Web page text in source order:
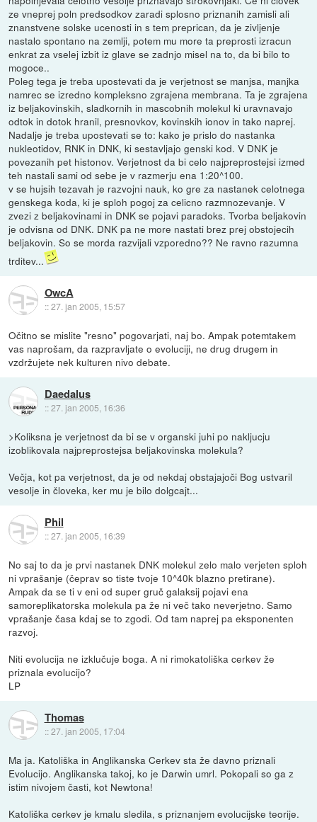
ze vneprej poln predsodkov zaradi splosno priznanih zamisli ali
znanstvene solske ucenosti in s tem preprican, da je zivljenje
nastalo spontano na zemlji, potem mu more ta preprosti izracun
enkrat za vselej izbit iz glave se zadnjo misel na to, da bi bilo to
mogoce..
Poleg tega je treba upostevati da je verjetnost se manjsa, manjka
namrec se izredno kompleksno zgrajena membrana. Ta je zgrajena
iz beljakovinskih, sladkornih in mascobnih molekul ki uravnavajo
odtok in dotok hranil, presnovkov, kovinskih ionov in tako naprej.
Nadalje je treba upostevati se to: kako je prislo do nastanka
nukleotidov, RNK in DNK, ki sestavljajo genski kod. V DNK je
povezanih pet histonov. Verjetnost da bi celo najpreprostejsi izmed
teh nastali sami od sebe je v razmerju ena 1:20^100.
v se hujsih tezavah je razvojni nauk, ko gre za nastanek celotnega
genskega koda, ki je sploh pogoj za celicno razmnozevanje. V
zvezi z beljakovinami in DNK se pojavi paradoks. Tvorba beljakovin
je odvisna od DNK. DNK pa ne more nastati brez prej obstojecih
beljakovin. So se morda razvijali vzporedno?? Ne ravno razumna
trditev...
OwcA
::27. jan 2005, 15:57
Očitno se mislite "resno" pogovarjati, naj bo. Ampak potemtakem
vas naprošam, da razpravljate o evoluciji, ne drug drugem in
vzdržujete nek kulturen nivo debate.
Daedalus
::27. jan 2005, 16:36
>Koliksna je verjetnost da bi se v organski juhi po nakljucju
izoblikovala najpreprostejsa beljakovinska molekula?
Večja, kot pa verjetnost, da je od nekdaj obstajajoči Bog ustvaril
vesolje in človeka, ker mu je bilo dolgcajt...
Phil
::27. jan 2005, 16:39
No saj to da je prvi nastanek DNK molekul zelo malo verjeten sploh
ni vprašanje (čeprav so tiste tvoje 10^40k blazno pretirane).
Ampak da se ti v eni od super gruč galaksij pojavi ena
samoreplikatorska molekula pa že ni več tako neverjetno. Samo
vprašanje časa kdaj se to zgodi. Od tam naprej pa eksponenten
razvoj.
Niti evolucija ne izklučuje boga. A ni rimokatoliška cerkev že
priznala evolucijo?
LP
Thomas
::27. jan 2005, 17:04
Ma ja. Katoliška in Anglikanska Cerkev sta že davno priznali
Evolucijo. Anglikanska takoj, ko je Darwin umrl. Pokopali so ga z
istim nivojem časti, kot Newtona!
Katoliška cerkev je kmalu sledila, s priznanjem evolucijske teorije.